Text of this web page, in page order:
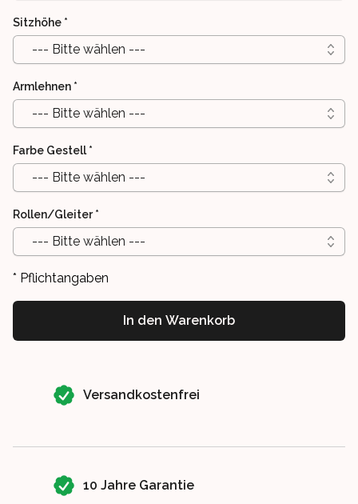
Sitzhöhe *
--- Bitte wählen ---
Armlehnen *
--- Bitte wählen ---
Farbe Gestell *
--- Bitte wählen ---
Rollen/Gleiter *
--- Bitte wählen ---
* Pflichtangaben
In den Warenkorb
Versandkostenfrei
10 Jahre Garantie